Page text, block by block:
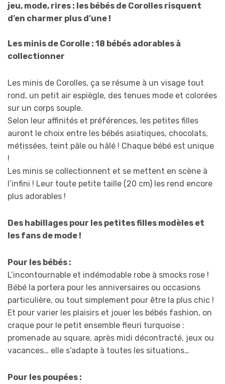
jeu, mode, rires : les bébés de Corolles risquent
d’en charmer plus d’une !
Les minis de Corolle : 18 bébés adorables à
collectionner
Les minis de Corolles, ça se résume à un visage tout
rond, un petit air espiègle, des tenues mode et colorées
sur un corps souple.
Selon leur affinités et préférences, les petites filles
auront le choix entre les bébés asiatiques, chocolats,
métissées, teint pâle ou hâlé ! Chaque bébé est unique
!
Les minis se collectionnent et se mettent en scène à
l’infini ! Leur toute petite taille (20 cm) les rend encore
plus adorables !
Des habillages pour les petites filles modèles et
les fans de mode !
Pour les bébés :
L’incontournable et indémodable robe à smocks rose !
Bébé la portera pour les anniversaires ou occasions
particulière, ou tout simplement pour être la plus chic !
Et pour varier les plaisirs et jouer les bébés fashion, on
craque pour le petit ensemble fleuri turquoise :
promenade au square, après midi décontracté, jeux ou
vacances… elle s’adapte à toutes les situations…
Pour les poupées :